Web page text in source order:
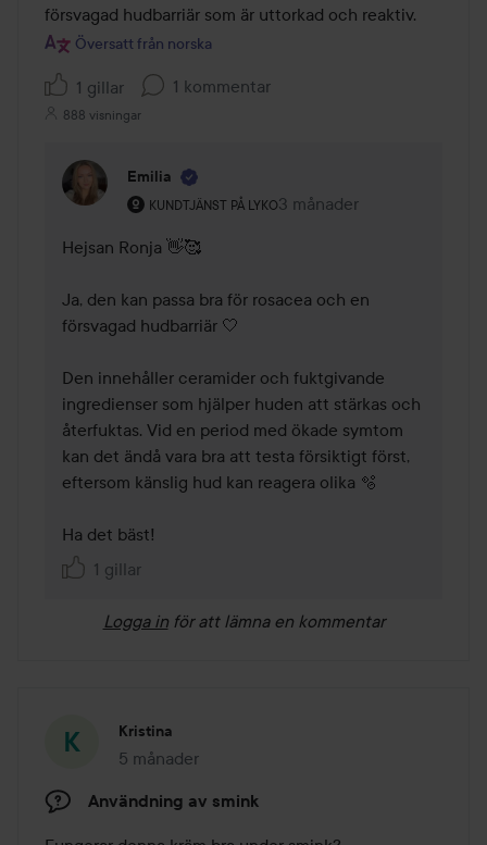
försvagad hudbarriär som är uttorkad och reaktiv.
Översatt från norska
1 gillar 1 kommentar
888 visningar
Emilia
KUNDTJÄNST PÅ LYKO
Användarens roll: Kundtjänst på Lyko.
3 månader
Kommentaren lades 3
Hejsan Ronja 👋🥰
Ja, den kan passa bra för rosacea och en
försvagad hudbarriär 🤍
Den innehåller ceramider och fuktgivande
ingredienser som hjälper huden att stärkas och
återfuktas. Vid en period med ökade symtom
kan det ändå vara bra att testa försiktigt först,
eftersom känslig hud kan reagera olika 🫧
Ha det bäst!
1 gillar
Logga in för att lämna en kommentar
Kristina
5 månader
Inlägget skapades 5 månader
Användning av smink